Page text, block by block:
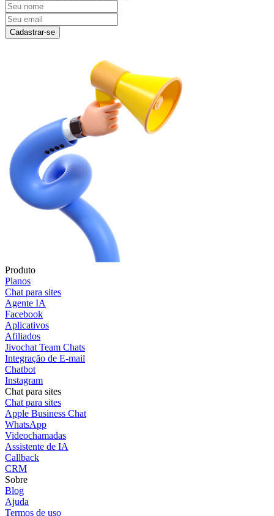
Cadastrar-se
Produto
Planos
Chat para sites
Agente IA
Facebook
Aplicativos
Afiliados
Jivochat Team Chats
Integração de E-mail
Chatbot
Instagram
Chat para sites
Chat para sites
Apple Business Chat
WhatsApp
Videochamadas
Assistente de IA
Callback
CRM
Sobre
Blog
Ajuda
Termos de uso